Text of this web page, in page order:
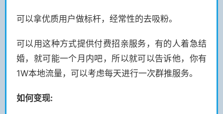
可以拿优质用户做标杆，经常性的去吸粉。
可以用这种方式提供付费招亲服务，有的人着急结
婚，就可能一个月内吧，所以就可以告诉他，你有
1W本地流量，可以考虑每天进行一次群推服务。
如何变现: